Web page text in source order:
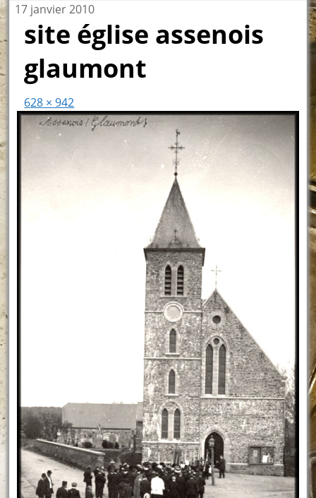
17 janvier 2010
site église assenois
glaumont
628 × 942